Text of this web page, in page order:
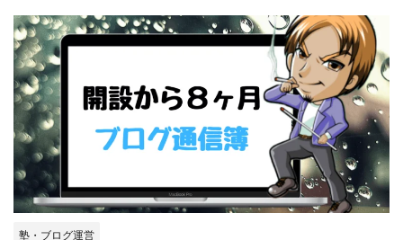
塾・ブログ運営